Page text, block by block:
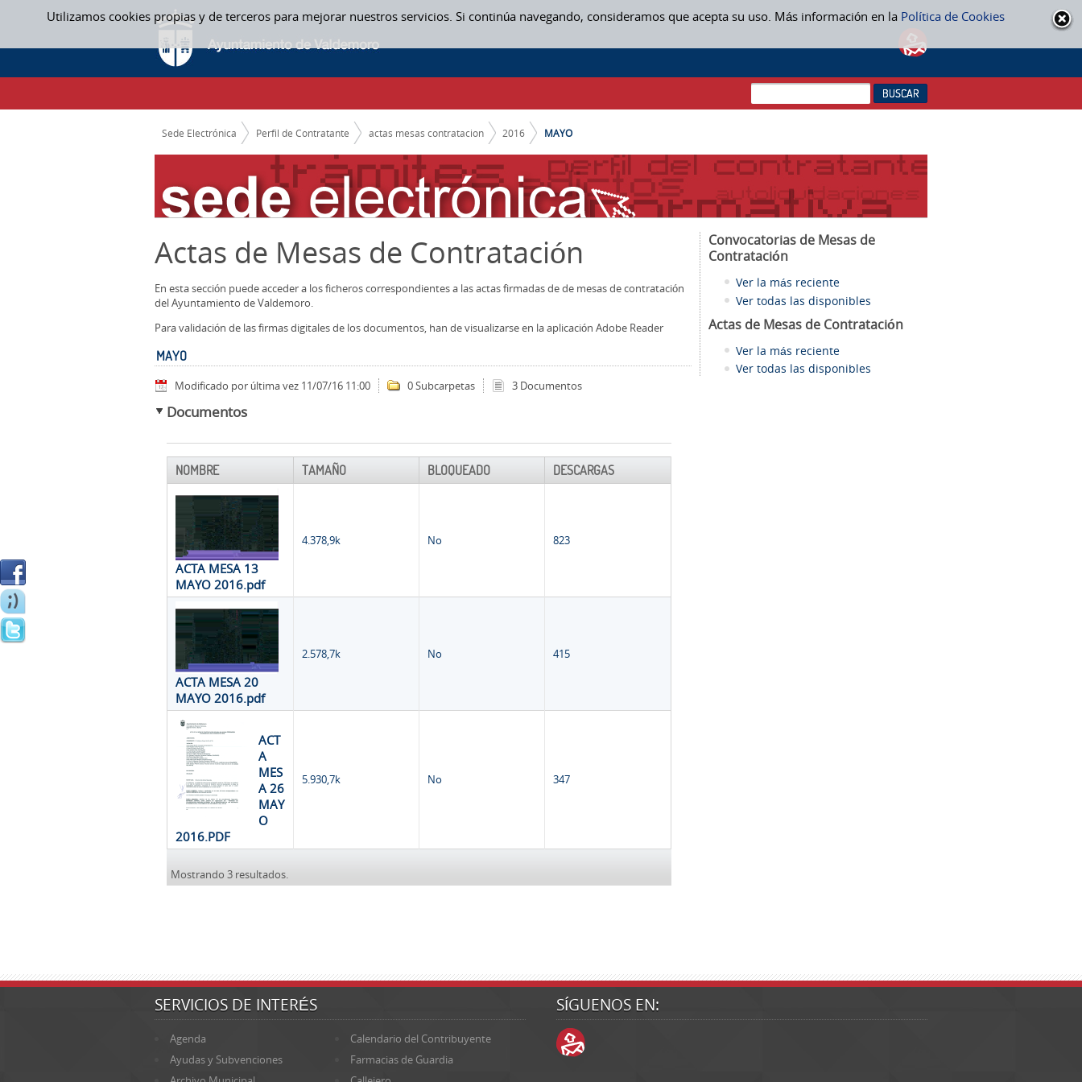
Utilizamos cookies propias y de terceros para mejorar nuestros servicios. Si continúa navegando, consideramos que acepta su uso. Más información en la Política de Cookies
Saltar al contenido
MAYO - ACTAS MESAS CONTRATACION
CAMINO DE MIGAS
Sede Electrónica Perfil de Contratante actas mesas contratacion 2016 MAYO
Actas de Mesas de Contratación
En esta sección puede acceder a los ficheros correspondientes a las actas firmadas de de mesas de contratación
del Ayuntamiento de Valdemoro.
Para validación de las firmas digitales de los documentos, han de visualizarse en la aplicación Adobe Reader
MAYO
Modificado por última vez 11/07/16 11:00 0 Subcarpetas 3 Documentos
Documentos
NOMBRE TAMAÑO BLOQUEADO DESCARGAS
ACTA MESA 13
MAYO 2016.pdf
4.378,9k No 823
ACTA MESA 20
MAYO 2016.pdf
2.578,7k No 415
ACT
A
MES
A 26
MAY
O
2016.PDF
5.930,7k No 347
Mostrando 3 resultados.
Convocatorias de Mesas de
Contratación
Ver la más reciente
Ver todas las disponibles
Actas de Mesas de Contratación
Ver la más reciente
Ver todas las disponibles
SERVICIOS DE INTERÉS
Agenda
Calendario del Contribuyente
Ayudas y Subvenciones
Farmacias de Guardia
SÍGUENOS EN: